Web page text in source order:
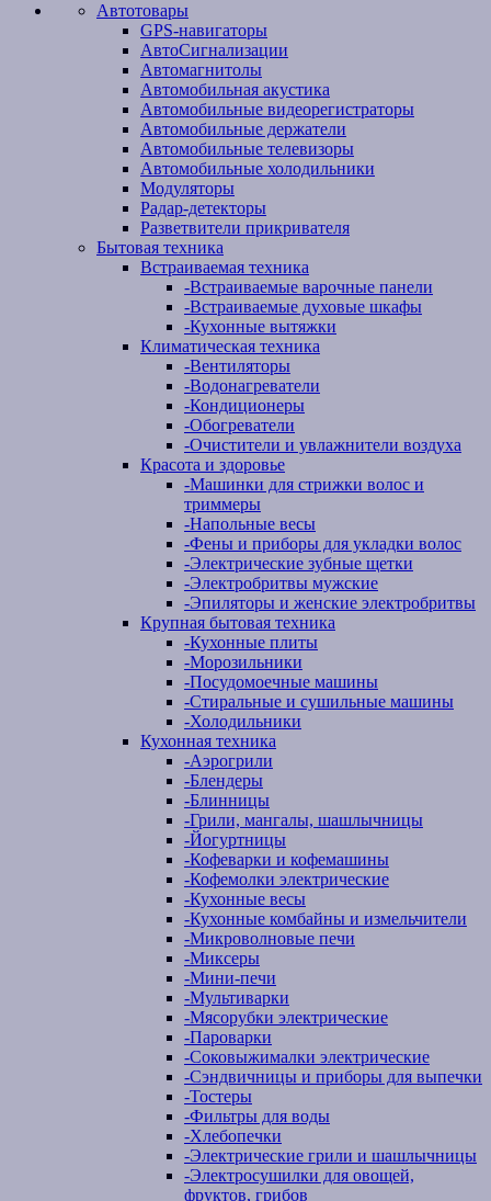
Автотовары
GPS-навигаторы
АвтоСигнализации
Автомагнитолы
Автомобильная акустика
Автомобильные видеорегистраторы
Автомобильные держатели
Автомобильные телевизоры
Автомобильные холодильники
Модуляторы
Радар-детекторы
Разветвители прикривателя
Бытовая техника
Встраиваемая техника
-Встраиваемые варочные панели
-Встраиваемые духовые шкафы
-Кухонные вытяжки
Климатическая техника
-Вентиляторы
-Водонагреватели
-Кондиционеры
-Обогреватели
-Очистители и увлажнители воздуха
Красота и здоровье
-Машинки для стрижки волос и
триммеры
-Напольные весы
-Фены и приборы для укладки волос
-Электрические зубные щетки
-Электробритвы мужские
-Эпиляторы и женские электробритвы
Крупная бытовая техника
-Кухонные плиты
-Морозильники
-Посудомоечные машины
-Стиральные и сушильные машины
-Холодильники
Кухонная техника
-Аэрогрили
-Блендеры
-Блинницы
-Грили, мангалы, шашлычницы
-Йогуртницы
-Кофеварки и кофемашины
-Кофемолки электрические
-Кухонные весы
-Кухонные комбайны и измельчители
-Микроволновые печи
-Миксеры
-Мини-печи
-Мультиварки
-Мясорубки электрические
-Пароварки
-Соковыжималки электрические
-Сэндвичницы и приборы для выпечки
-Тостеры
-Фильтры для воды
-Хлебопечки
-Электрические грили и шашлычницы
-Электросушилки для овощей,
фруктов, грибов